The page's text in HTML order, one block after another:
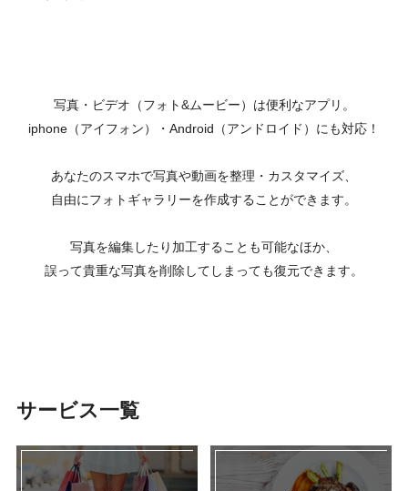
写真・ビデオ（フォト&ムービー）は便利なアプリ。
iphone（アイフォン）・Android（アンドロイド）にも対応！
あなたのスマホで写真や動画を整理・カスタマイズ、
自由にフォトギャラリーを作成することができます。
写真を編集したり加工することも可能なほか、
誤って貴重な写真を削除してしまっても復元できます。
サービス一覧